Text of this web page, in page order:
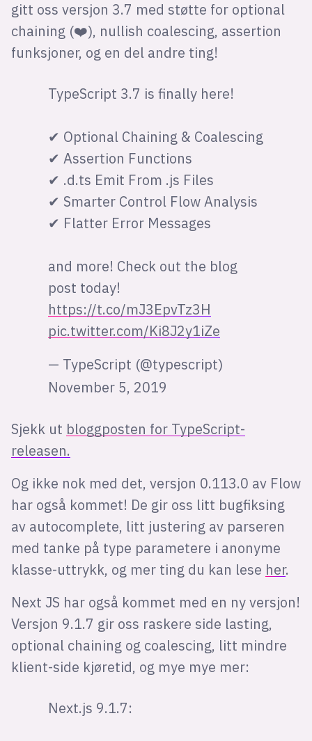
gitt oss versjon 3.7 med støtte for optional
chaining (❤️), nullish coalescing, assertion
funksjoner, og en del andre ting!
TypeScript 3.7 is finally here!
✔ Optional Chaining & Coalescing
✔ Assertion Functions
✔ .d.ts Emit From .js Files
✔ Smarter Control Flow Analysis
✔ Flatter Error Messages
and more! Check out the blog
post today!
https://t.co/mJ3EpvTz3H
pic.twitter.com/Ki8J2y1iZe
— TypeScript (@typescript)
November 5, 2019
Sjekk ut bloggposten for TypeScript-
releasen.
Og ikke nok med det, versjon 0.113.0 av Flow
har også kommet! De gir oss litt bugfiksing
av autocomplete, litt justering av parseren
med tanke på type parametere i anonyme
klasse-uttrykk, og mer ting du kan lese her.
Next JS har også kommet med en ny versjon!
Versjon 9.1.7 gir oss raskere side lasting,
optional chaining og coalescing, litt mindre
klient-side kjøretid, og mye mye mer:
Next.js 9.1.7: